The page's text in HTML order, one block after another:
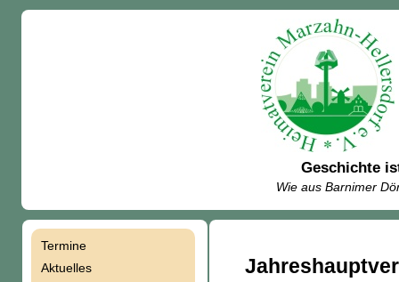
Geschichte
Wie aus Barnimer
Termine
Aktuelles